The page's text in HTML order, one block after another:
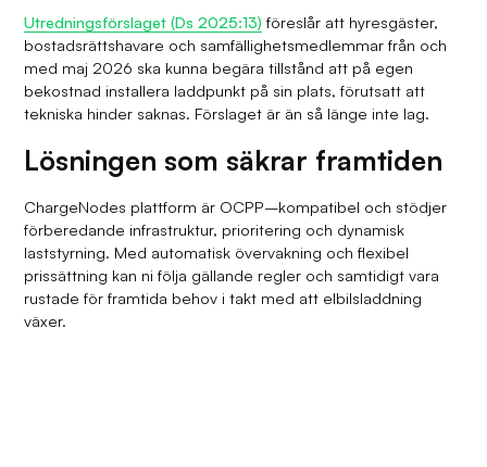
Utredningsförslaget (Ds 2025:13) föreslår att hyresgäster,
bostadsrättshavare och samfällighetsmedlemmar från och
med maj 2026 ska kunna begära tillstånd att på egen
bekostnad installera laddpunkt på sin plats, förutsatt att
tekniska hinder saknas. Förslaget är än så länge inte lag.
Lösningen som säkrar framtiden
ChargeNodes plattform är OCPP–kompatibel och stödjer
förberedande infrastruktur, prioritering och dynamisk
laststyrning. Med automatisk övervakning och flexibel
prissättning kan ni följa gällande regler och samtidigt vara
rustade för framtida behov i takt med att elbilsladdning
växer.